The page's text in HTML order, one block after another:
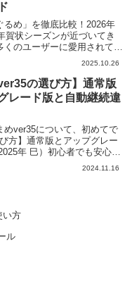
め」を徹底比較！2026年
賀状シーズンが近づいてき
のユーザーに愛用されてい
2025.10.26
の選び方】通常版
レード版と自動継続違
ver35について、初めてで
方】通常版とアップグレー
年 巳）初心者でも安心の
2024.11.16
い方
ル